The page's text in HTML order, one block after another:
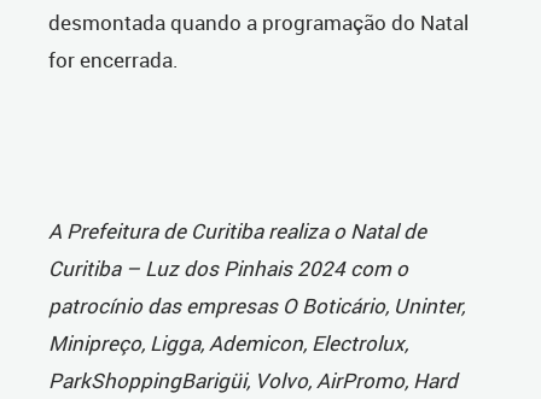
desmontada quando a programação do Natal
for encerrada.
A Prefeitura de Curitiba realiza o Natal de
Curitiba – Luz dos Pinhais 2024 com o
patrocínio das empresas O Boticário, Uninter,
Minipreço, Ligga, Ademicon, Electrolux,
ParkShoppingBarigüi, Volvo, AirPromo, Hard